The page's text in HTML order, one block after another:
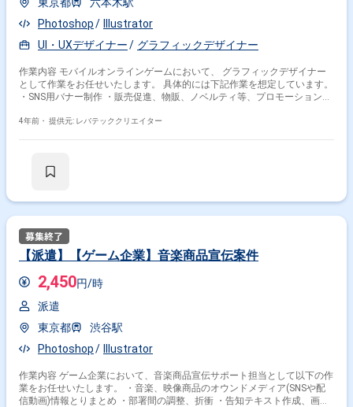
Photoshop
Illustrator
UI・UXデザイナー
グラフィックデザイナー
作業内容 モバイルオンラインゲームにおいて、 グラフィックデザイナー
として作業をお任せいたします。 具体的には下記作業を想定しています。
・SNS用バナー制作 ・販売促進、物販、ノベルティ等、プロモーションに
4年前・ 提供元: レバテッククリエイター
【派遣】【ゲーム企業】音楽商品宣伝案件
2,450円/時
派遣
東京都
渋谷駅
Photoshop
Illustrator
作業内容 ゲーム企業において、音楽商品宣伝サポート担当として以下の作
業をお任せいたします。 ・音楽、映像商品のオウンドメディア(SNSや配
信動画)情報とりまとめ ・部署間の調整、折衝 ・告知テキスト作成、画像
その他の条件で検索する
その他開発言語・スキルから探す
Unity
After Effects Sketch
WordPress
jQuery
グラフィックデザイナー